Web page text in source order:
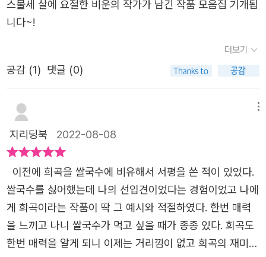
펴보면 지배계층이 피지배계층에게 요구하는 바와 유사하
다. 외형은 아름다우나 정신이 죽은 백치미. 이러한 맥락은
다. 거짓 선전과 민중의 혹사는 오로지 왕을 비롯한 기득권
층의 만족을 위한 일이다.발레리오는 왕의 앞에서 레옹스와
기의 입에서 나오는 말이 무슨 의미인지 전혀 모를 뿐더러
그것을 모른다는 사실조차 모르고 있기 때문이다. 기계인간
은 고상하고, 도덕적이고, 품행이 방정하다. 그러나 사랑을
포함한 모든 행동은 본능, 매커니즘에 의한 것이고, 스스로
사고할 줄 모르는 기계에 불과하다는 사실을 꼬집는다. 말장
난같은 현란한 언어 유희가 빛나는 이 작품은 왕정의 허세,
현실 도피를 위한 허상, 지배계층의 교묘하고 비열한 억압
등 풍자를 통해 부조리를 지적한다. ㅡ [렌츠]는 정신병과 우
금도 우리에게는 보이지 않는 지붕이 드리워져있는 것처럼
말이다.
오르크 뷔히너 작품이지만 희곡을 만나는 시간은 너무 즐거
있었지만 읽는 동안 그려졌던 연극 무대 위 등장 인물들의
모습이 제일 큰 즐거움이었다. ​​​​
을 달리하며 남과 북으로 갈라섰다. 분단된 조국을 막기 위
해 가장 먼저 없어져야 할 것은 정치가라는 어느 애국지사의
말이 떠올랐다. 처음 마음먹었던 혁명의 의미는 퇴색하고 권
사도 어쩜 그리 닮았는지.<보이체크>에서는 현대인의 고단
트를 해서 생계를 꾸려가는 많은 가정들, 기러기아빠가 되어
외조하던 날에 비수처럼 날아든 배신은 뉴스에서도 보고 듣
게되는 드물지 않은 이야기다. 보이체크의 살인이 백퍼센트
마리의 배신 때문이라고만 할 수 있을까. 누적되어 온 삶의
고단함이 그의 정신을 병들게 하지는 않았을까. 마리의 죽음
을 대하는 주변의 시선도 호기심 뿐이다. 남의 일은 가십일
뿐인 현실과 닮아 이 역시도 씁쓸했다.세 편의 희곡과 더불
어 세 편의 단편도 수록되어 있다. 그 중 인상 깊었던 단편은
그들이 말하고자 했던 혁명, 누구를 위한 혁명이고 무엇을
그들 갈등의 끝은 무엇일까? 대본류의 소설은 익숙하지 않
지만 나름대로의 매력이 있는 것 같다. 읽으면서도 또 읽게
되는 글귀들 따로 적어두고 싶을 정도이다!,​인간에게 주어진
시간들 그 시간들을 우리는 지금 어떻게 활용하고 있는가?
인간은 그 누구도 아닌 자신을 위해 살아야 한다지만 모두가
그렇지만은 않다. 당통과 로데스 피에르는 자신들이 갖고 있
는 생각의 차이가 갈등을 불러일으켰고 자신의 방식대로 억
압받지 않고 자유롭게 살길 원하는 당통과는 반대로 그런 당
통을 이해하지 못하는 로베스 피에르. 결국 둘의 갈등이 파
국으로 맞이하게 된단 말인가? 걷잡을 수 없는 로베스 피에
의 생각과 그 주변 인물들... 큰일이다! 당통 어쩐단 말인가...​​
등장인물들의 대사가 어쩜 이리 기억 속에서 떠나질 않는 걸
스물세 살에 요절한 비운의 작가가 남긴 작품 모음집 기개됩
니다~!
더보기
공감 (1) 댓글 (0)
지리딩북 2022-08-08
이전에 희곡을 쌀국수에 비유해서 서평을 쓴 적이 있었다.
쌀국수를 싫어했는데 나의 선입견이었다는 경험이었고 나에
게 희곡이라는 작품이 딱 그 예시와 적절하였다. 한번 매력
을 느끼고 나니 쌀국수가 먹고 싶을 때가 종종 있다. 희곡도
한번 매력을 알게 되니 이제는 거리낌이 없고 희곡의 재미를